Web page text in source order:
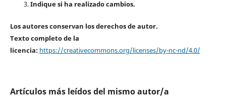
Indique si ha realizado cambios.
Los autores conservan los derechos de autor.
Texto completo de la
licencia: https://creativecommons.org/licenses/by-nc-nd/4.0/
Artículos más leídos del mismo autor/a